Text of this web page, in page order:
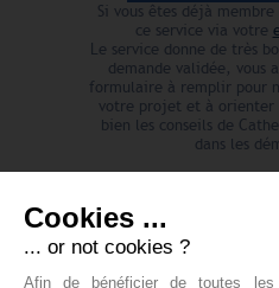
Si vous êtes déjà
ce service via votre
Le service donne de très
demande validée, vous
formulaire à remplir pour
votre projet et à orienter
bien les conseils de
dans les
BAS
Cookies ...
... or not cookies ?
Afin de bénéficier de toutes